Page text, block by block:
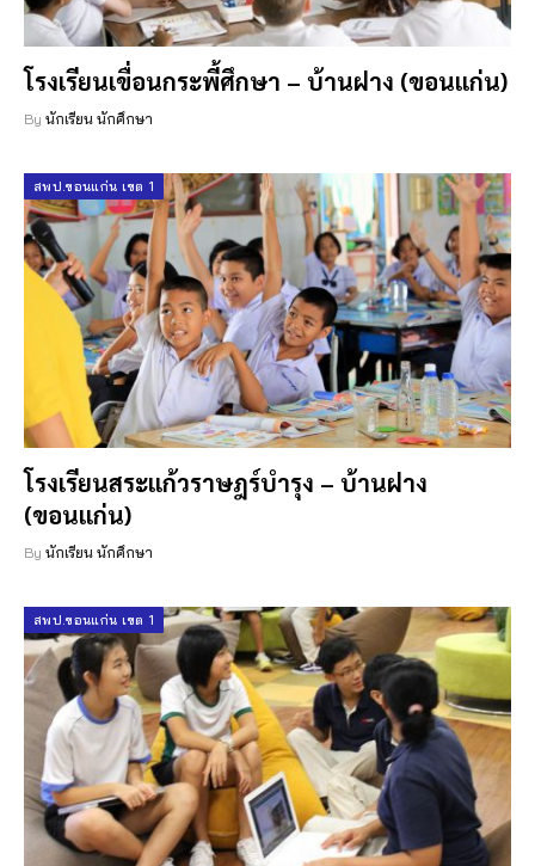
โรงเรียนเขื่อนกระพี้ศึกษา – บ้านฝาง (ขอนแก่น)
By นักเรียน นักศึกษา
สพป.ขอนแก่น เขต 1
โรงเรียนสระแก้วราษฎร์บำรุง – บ้านฝาง
(ขอนแก่น)
By นักเรียน นักศึกษา
สพป.ขอนแก่น เขต 1